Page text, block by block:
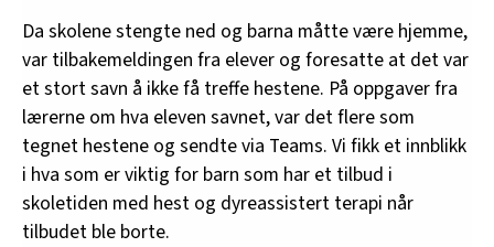
Da skolene stengte ned og barna måtte være hjemme,
var tilbakemeldingen fra elever og foresatte at det var
et stort savn å ikke få treffe hestene. På oppgaver fra
lærerne om hva eleven savnet, var det flere som
tegnet hestene og sendte via Teams. Vi fikk et innblikk
i hva som er viktig for barn som har et tilbud i
skoletiden med hest og dyreassistert terapi når
tilbudet ble borte.